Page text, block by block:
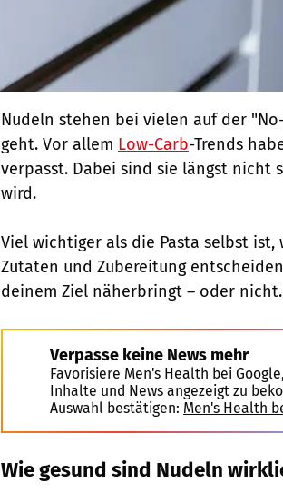
Nudeln stehen bei vielen auf der
geht. Vor allem Low-Carb-Trends
verpasst. Dabei sind sie längst
wird.
Viel wichtiger als die Pasta selbst ist,
Zutaten und Zubereitung
deinem Ziel näherbringt – oder nicht.
Verpasse keine News mehr
Favorisiere Men's Health bei
Inhalte und News angezeigt zu
Auswahl bestätigen: Men's Health
Wie gesund sind Nudeln